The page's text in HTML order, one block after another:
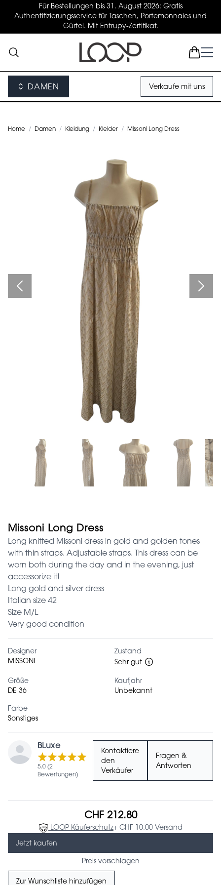
Für Bestellungen bis 31. August 2026: Gratis
Authentifizierungsservice für Taschen, Portemonnaies und
Gürtel. Mit Entrupy-Zertifikat.
DAMEN Verkaufe mit uns
Home / Damen / Kleidung / Kleider / Missoni Long Dress
Missoni Long Dress
Long knitted Missoni dress in gold and golden tones
with thin straps. Adjustable straps. This dress can be
worn both during the day and in the evening, just
accessorize it!
Long gold and silver dress
Italian size 42
Size M/L
Very good condition
Designer
MISSONI
Zustand
Sehr gut
Größe
DE 36
Kaufjahr
Unbekannt
Farbe
Sonstiges
BLuxe
5.0 (2
Bewertungen)
Kontaktiere
den
Verkäufer
Fragen &
Antworten
CHF 212.80
LOOP Käuferschutz+ CHF 10.00 Versand
Jetzt kaufen
Preis vorschlagen
Zur Wunschliste hinzufügen